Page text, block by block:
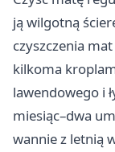
ją wilgotną
czyszczenia
kilkoma
lawendowego i
miesiąc–dwa
wannie z letnią